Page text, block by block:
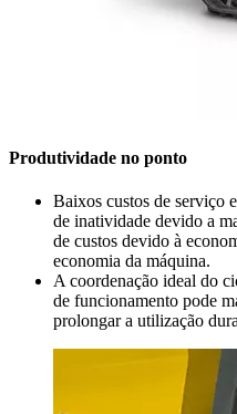
Produtividade no ponto
Baixos custos de serviço
de inatividade devido a
de custos devido à
economia da máquina.
A coordenação ideal do
de funcionamento pode
prolongar a utilização